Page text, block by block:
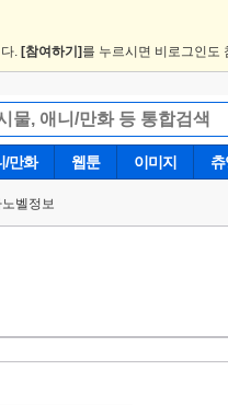
. [참여하기] 를 누르시면 비로그인도
/만화 웹툰 이미지 츄
노벨정보